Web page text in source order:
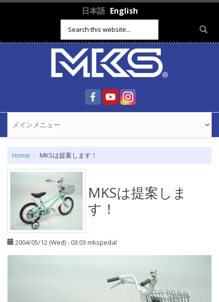
Skip to main content 日本語 English
Search form
Home MKSは提案します！
MKSは提案しま
す！
2004/05/12 (Wed) - 03:03 mkspedal